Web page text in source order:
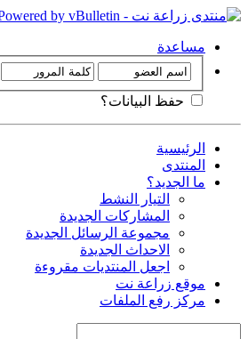
مساعدة
حفظ البيانات؟
الرئيسية
المنتدى
ما الجديد؟
التيار النشط
المشاركات الجديدة
مجموعة الرسائل الجديدة
الاحداث الجديدة
اجعل المنتديات مقروءة
موقع زراعة نت
مركز رفع الملفات